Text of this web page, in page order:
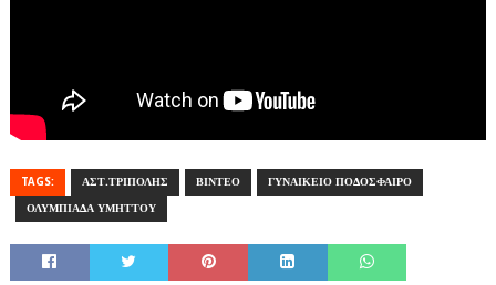
TAGS: ΑΣΤ.ΤΡΙΠΟΛΗΣ ΒΙΝΤΕΟ ΓΥΝΑΙΚΕΙΟ ΠΟΔΟΣΦΑΙΡΟ
ΟΛΥΜΠΙΑΔΑ ΥΜΗΤΤΟΥ